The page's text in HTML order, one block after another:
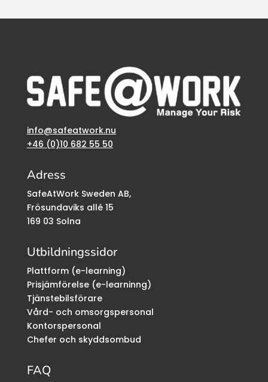
info@safeatwork.nu
+46 (0)10 682 55 50
Adress
SafeAtWork Sweden AB,
Frösundaviks allé 15
169 03 Solna
Utbildningssidor
Plattform (e-learning)
Prisjämförelse (e-learninng)
Tjänstebilsförare
Vård- och omsorgspersonal
Kontorspersonal
Chefer och skyddsombud
FAQ